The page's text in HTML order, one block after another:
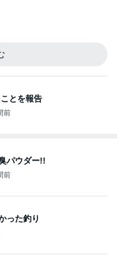
とを報告
前
パウダー!!
前
った釣り